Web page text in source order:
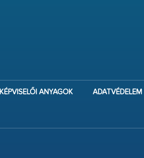
KÉPVISELŐI ANYAGOK ADATVÉDELEM